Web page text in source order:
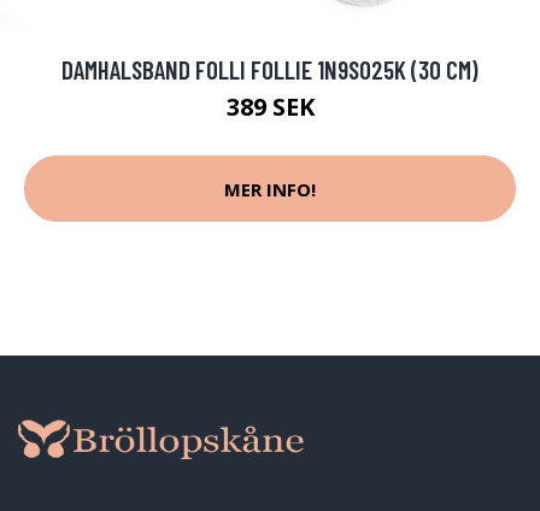
DAMHALSBAND FOLLI FOLLIE 1N9S025K (30 CM)
389 SEK
MER INFO!